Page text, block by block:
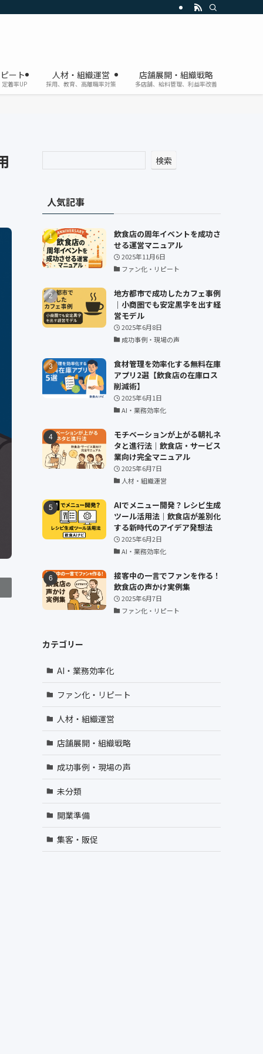
ート
着率UP
人材・組織運営
採用、教育、高離職率対策
店舗展開・組織戦略
多店舗、給料管理、利益率改善
検索
人気記事
飲食店の周年イベントを成功さ
せる運営マニュアル
2025年11月6日
ファン化・リピート
地方都市で成功したカフェ事例
｜小商圏でも安定黒字を出す経
営モデル
2025年6月8日
成功事例・現場の声
食材管理を効率化する無料在庫
アプリ2選【飲食店の在庫ロス
削減術】
2025年6月1日
AI・業務効率化
モチベーションが上がる朝礼ネ
タと進行法｜飲食店・サービス
業向け完全マニュアル
2025年6月7日
人材・組織運営
AIでメニュー開発？レシピ生成
ツール活用法｜飲食店が差別化
する新時代のアイデア発想法
2025年6月2日
AI・業務効率化
接客中の一言でファンを作る！
飲食店の声かけ実例集
2025年6月7日
ファン化・リピート
カテゴリー
AI・業務効率化
ファン化・リピート
人材・組織運営
店舗展開・組織戦略
成功事例・現場の声
未分類
開業準備
集客・販促